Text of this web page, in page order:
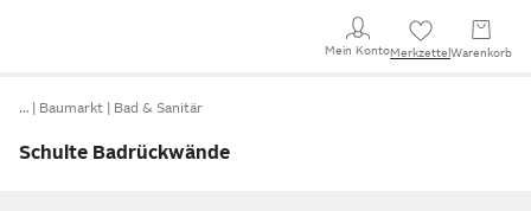
Mein KontoMerkzettel Warenkorb
… Baumarkt Bad & Sanitär
Schulte Badrückwände